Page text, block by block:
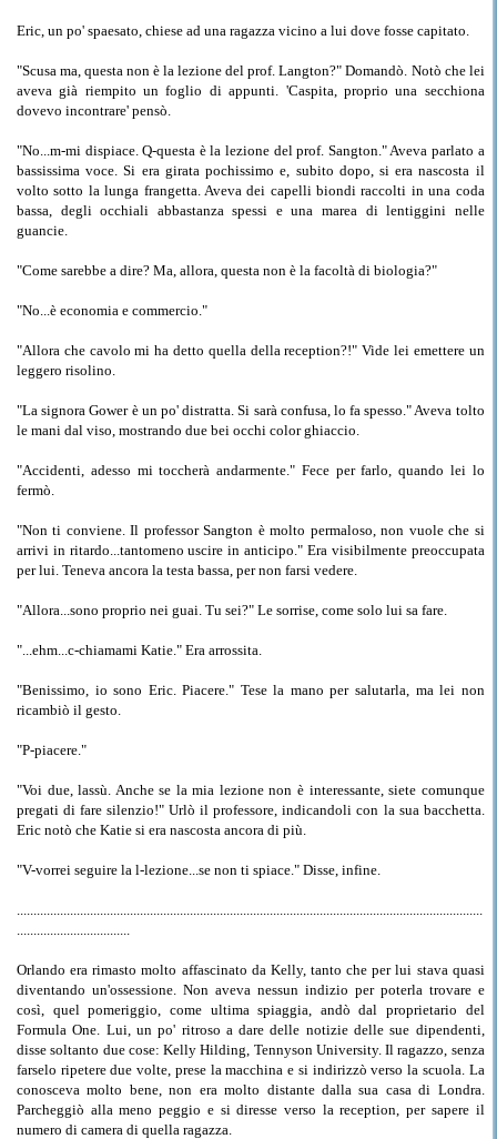
Eric, un po' spaesato, chiese ad una ragazza vicino a lui dove fosse capitato.
"Scusa ma, questa non è la lezione del prof. Langton?" Domandò. Notò che lei
aveva già riempito un foglio di appunti. 'Caspita, proprio una secchiona
dovevo incontrare' pensò.
"No...m-mi dispiace. Q-questa è la lezione del prof. Sangton." Aveva parlato a
bassissima voce. Si era girata pochissimo e, subito dopo, si era nascosta il
volto sotto la lunga frangetta. Aveva dei capelli biondi raccolti in una coda
bassa, degli occhiali abbastanza spessi e una marea di lentiggini nelle
guancie.
"Come sarebbe a dire? Ma, allora, questa non è la facoltà di biologia?"
"No...è economia e commercio."
"Allora che cavolo mi ha detto quella della reception?!" Vide lei emettere un
leggero risolino.
"La signora Gower è un po' distratta. Si sarà confusa, lo fa spesso." Aveva tolto
le mani dal viso, mostrando due bei occhi color ghiaccio.
"Accidenti, adesso mi toccherà andarmente." Fece per farlo, quando lei lo
fermò.
"Non ti conviene. Il professor Sangton è molto permaloso, non vuole che si
arrivi in ritardo...tantomeno uscire in anticipo." Era visibilmente preoccupata
per lui. Teneva ancora la testa bassa, per non farsi vedere.
"Allora...sono proprio nei guai. Tu sei?" Le sorrise, come solo lui sa fare.
"...ehm...c-chiamami Katie." Era arrossita.
"Benissimo, io sono Eric. Piacere." Tese la mano per salutarla, ma lei non
ricambiò il gesto.
"P-piacere."
"Voi due, lassù. Anche se la mia lezione non è interessante, siete comunque
pregati di fare silenzio!" Urlò il professore, indicandoli con la sua bacchetta.
Eric notò che Katie si era nascosta ancora di più.
"V-vorrei seguire la l-lezione...se non ti spiace." Disse, infine.
............................................................................................................................................
..................................
Orlando era rimasto molto affascinato da Kelly, tanto che per lui stava quasi
diventando un'ossessione. Non aveva nessun indizio per poterla trovare e
così, quel pomeriggio, come ultima spiaggia, andò dal proprietario del
Formula One. Lui, un po' ritroso a dare delle notizie delle sue dipendenti,
disse soltanto due cose: Kelly Hilding, Tennyson University. Il ragazzo, senza
farselo ripetere due volte, prese la macchina e si indirizzò verso la scuola. La
conosceva molto bene, non era molto distante dalla sua casa di Londra.
Parcheggiò alla meno peggio e si diresse verso la reception, per sapere il
numero di camera di quella ragazza.